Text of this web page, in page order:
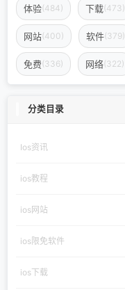
体验(484) 下载(473)
网站(400) 软件(379)
免费(336) 网络(322)
分类目录
Ios资讯
ios教程
ios网站
ios限免软件
ios下载